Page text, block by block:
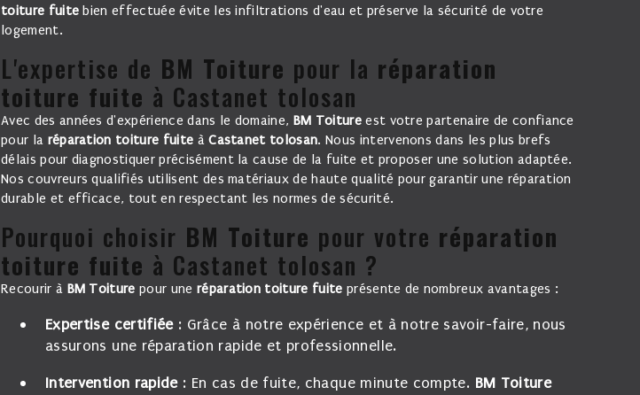
toiture fuite bien effectuée évite les infiltrations d'eau et préserve la sécurité de votre
logement.
L'expertise de BM Toiture pour la réparation
toiture fuite à Castanet tolosan
Avec des années d'expérience dans le domaine, BM Toitureest votre partenaire de confiance
pour la réparation toiture fuite àCastanet tolosan. Nous intervenons dans les plus brefs
délais pour diagnostiquer précisément la cause de la fuite et proposer une solution adaptée.
Nos couvreurs qualifiés utilisent des matériaux de haute qualité pour garantir une réparation
durable et efficace, tout en respectant les normes de sécurité.
Pourquoi choisir BM Toiture pour votre réparation
toiture fuite à Castanet tolosan ?
Recourir à BM Toiture pour une réparation toiture fuite présente de nombreux avantages :
Expertise certifiée: Grâce à notre expérience et à notre savoir-faire, nous
assurons une réparation rapide et professionnelle.
Intervention rapide: En cas de fuite, chaque minute compte. BM Toiture